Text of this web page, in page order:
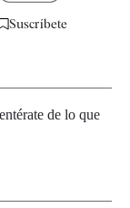
Suscríbete
de lo que